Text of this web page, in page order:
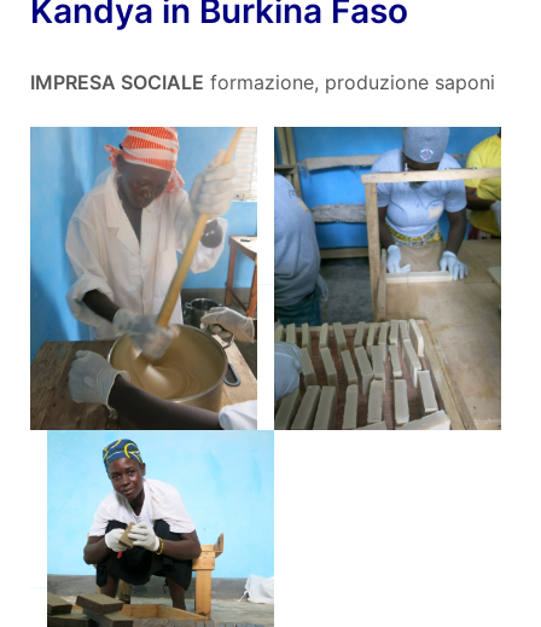
Kandya in Burkina Faso
IMPRESA SOCIALE formazione, produzione saponi